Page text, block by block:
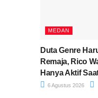
MEDAN
Duta Genre
Remaja, Rico
Hanya Aktif
6 Agustus 2026